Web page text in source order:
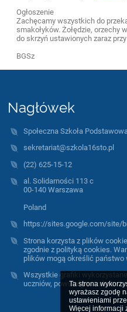
Ta strona
wyrażasz zgodę
ustawieniami
Więcej informacji
Ogłoszenie
Zachęcamy wszystkich do
smakołyków. Żołędzie, orzechy
do skrzyń ustawionych zaraz
BGSz
Nagłówek
Społeczna Szkoła
sekretariat@szkola16sto.pl
(22) 625-15-12
al. Solidarności 113 c
00-140 Warszawa
Poland
https://sites.google.com/site/
Strona korzysta z plików
zgodnie z polityką cookies.
plików mogą określić państwo
Wszystkie grafiki
uczniów, powstały w trakcie